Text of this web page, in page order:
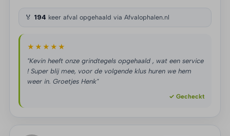
🏅 194 keer afval opgehaald via Afvalophalen.nl
★★★★★
"Kevin heeft onze grindtegels opgehaald , wat een service
! Super blij mee, voor de volgende klus huren we hem
weer in. Groetjes Henk"
✓ Gecheckt